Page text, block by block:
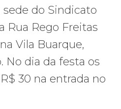
do Sindicato
Rua Rego Freitas
Vila Buarque,
No dia da festa os
30 na entrada no